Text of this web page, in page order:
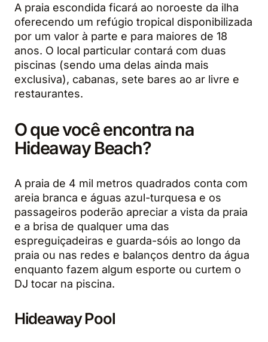
A praia escondida ficará ao noroeste da ilha
oferecendo um refúgio tropical disponibilizada
por um valor à parte e para maiores de 18
anos. O local particular contará com duas
piscinas (sendo uma delas ainda mais
exclusiva), cabanas, sete bares ao ar livre e
restaurantes.
O que você encontra na
Hideaway Beach?
A praia de 4 mil metros quadrados conta com
areia branca e águas azul-turquesa e os
passageiros poderão apreciar a vista da praia
e a brisa de qualquer uma das
espreguiçadeiras e guarda-sóis ao longo da
praia ou nas redes e balanços dentro da água
enquanto fazem algum esporte ou curtem o
DJ tocar na piscina.
Hideaway Pool